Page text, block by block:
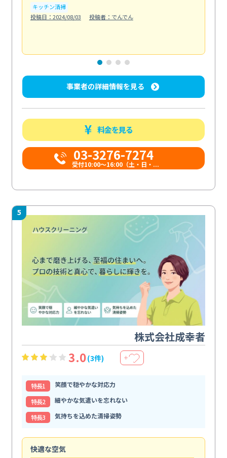
キッチン清掃
投稿日：2024/08/03
投稿者：でんでん
事業者の詳細情報を見る
料金を見る
03-3276-7274
受付10:00〜16:00（土・日・...
5
株式会社成幸者
3.0(3件) ＋
特⻑1
笑顔で穏やかな対応力
特⻑2
細やかな気遣いを忘れない
特⻑3
気持ちを込めた清掃姿勢
快適な空気